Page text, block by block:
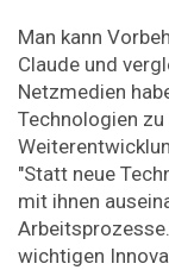
Man kann
Claude und
Netzmedien
Technologien
"Statt neue
mit ihnen
wichtigen